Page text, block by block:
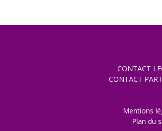
CONTACT
CONTACT
Mentions
Plan du